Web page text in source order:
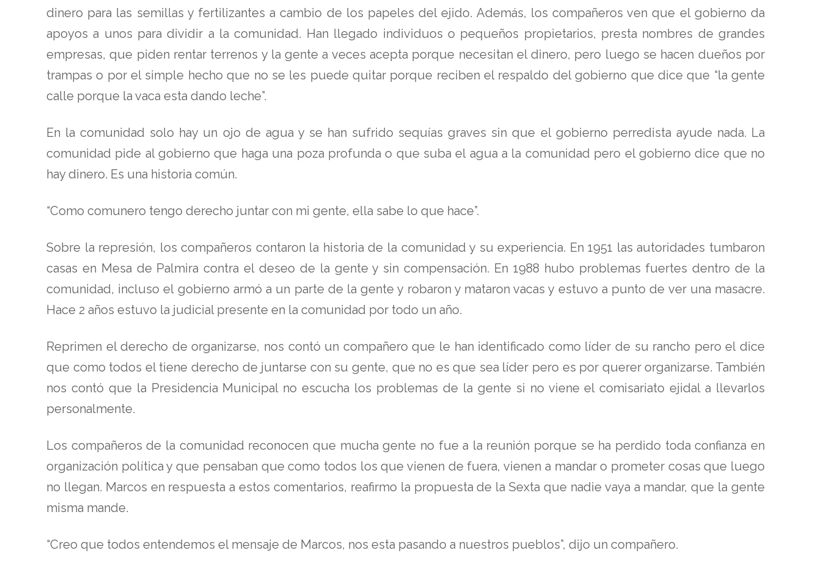
dinero para las semillas y fertilizantes a cambio de los papeles del ejido. Además, los compañeros ven que el gobierno da
apoyos a unos para dividir a la comunidad. Han llegado individuos o pequeños propietarios, presta nombres de grandes
empresas, que piden rentar terrenos y la gente a veces acepta porque necesitan el dinero, pero luego se hacen dueños por
trampas o por el simple hecho que no se les puede quitar porque reciben el respaldo del gobierno que dice que “la gente
calle porque la vaca esta dando leche”.
En la comunidad solo hay un ojo de agua y se han sufrido sequías graves sin que el gobierno perredista ayude nada. La
comunidad pide al gobierno que haga una poza profunda o que suba el agua a la comunidad pero el gobierno dice que no
hay dinero. Es una historia común.
“Como comunero tengo derecho juntar con mi gente, ella sabe lo que hace”.
Sobre la represión, los compañeros contaron la historia de la comunidad y su experiencia. En 1951 las autoridades tumbaron
casas en Mesa de Palmira contra el deseo de la gente y sin compensación. En 1988 hubo problemas fuertes dentro de la
comunidad, incluso el gobierno armó a un parte de la gente y robaron y mataron vacas y estuvo a punto de ver una masacre.
Hace 2 años estuvo la judicial presente en la comunidad por todo un año.
Reprimen el derecho de organizarse, nos contó un compañero que le han identificado como líder de su rancho pero el dice
que como todos el tiene derecho de juntarse con su gente, que no es que sea líder pero es por querer organizarse. También
nos contó que la Presidencia Municipal no escucha los problemas de la gente si no viene el comisariato ejidal a llevarlos
personalmente.
Los compañeros de la comunidad reconocen que mucha gente no fue a la reunión porque se ha perdido toda confianza en
organización política y que pensaban que como todos los que vienen de fuera, vienen a mandar o prometer cosas que luego
no llegan. Marcos en respuesta a estos comentarios, reafirmo la propuesta de la Sexta que nadie vaya a mandar, que la gente
misma mande.
“Creo que todos entendemos el mensaje de Marcos, nos esta pasando a nuestros pueblos”, dijo un compañero.